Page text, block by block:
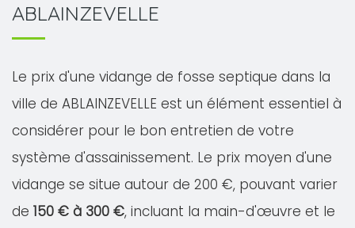
ABLAINZEVELLE
Le prix d'une vidange de fosse septique dans la
ville de ABLAINZEVELLE est un élément essentiel à
considérer pour le bon entretien de votre
système d'assainissement. Le prix moyen d'une
vidange se situe autour de 200 €, pouvant varier
de 150 € à 300 €, incluant la main-d'œuvre et le